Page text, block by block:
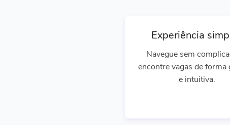
Experiência
Navegue sem
encontre vagas de forma
e intuitiva.